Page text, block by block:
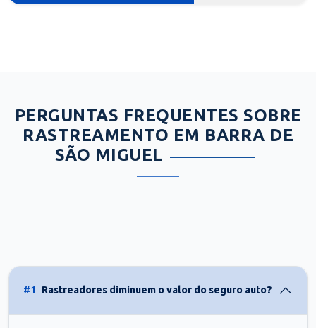
PERGUNTAS FREQUENTES SOBRE
RASTREAMENTO EM BARRA DE
SÃO MIGUEL
#1 Rastreadores diminuem o valor do seguro auto?